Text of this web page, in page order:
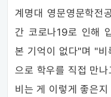
계명대 영문영문학
간 코로나19로 인해
본 기억이 없다"며 "비
으로 학우를 직접 만
비는 게 이렇게 좋은